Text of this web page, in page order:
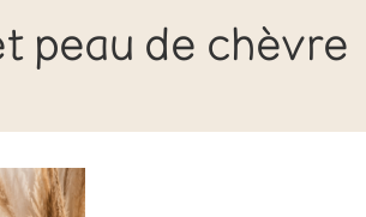
peau de chèvre